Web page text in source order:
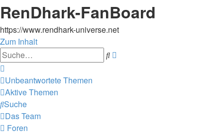
RenDhark-FanBoard
https://www.rendhark-universe.net
Zum Inhalt
Suche
Unbeantwortete Themen
Aktive Themen
Suche
Das Team
Foren